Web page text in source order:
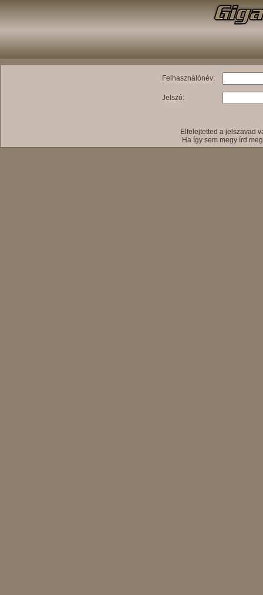
Felhasználónév:
Jelszó:
Elfelejtetted a jelszavad
Ha így sem megy írd